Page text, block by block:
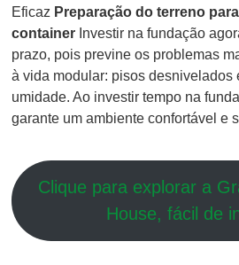
Eficaz Preparação do terreno
container Investir na fundação
prazo, pois previne os problemas
à vida modular: pisos desnivelados
umidade. Ao investir tempo na
garante um ambiente confortável e
Clique para explorar a
House, fácil de